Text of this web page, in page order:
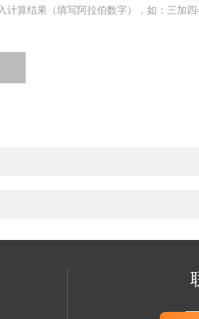
计算结果（填写阿拉伯数字），如：三加四